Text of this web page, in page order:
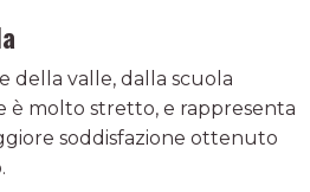
della valle, dalla scuola
è molto stretto, e rappresenta
soddisfazione ottenuto